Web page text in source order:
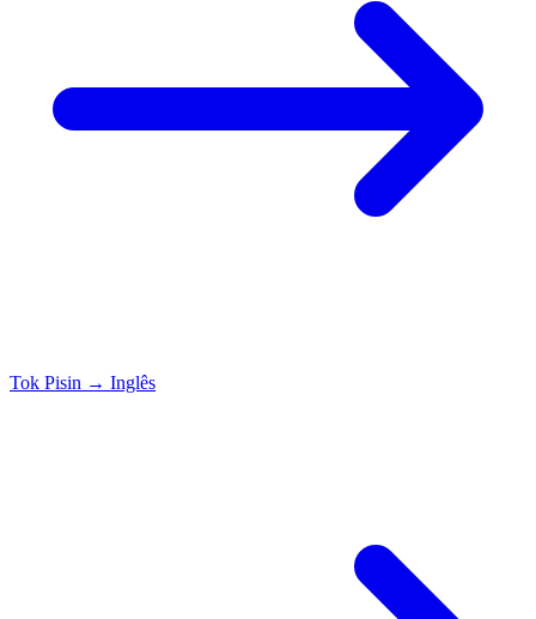
Tok Pisin → Inglês